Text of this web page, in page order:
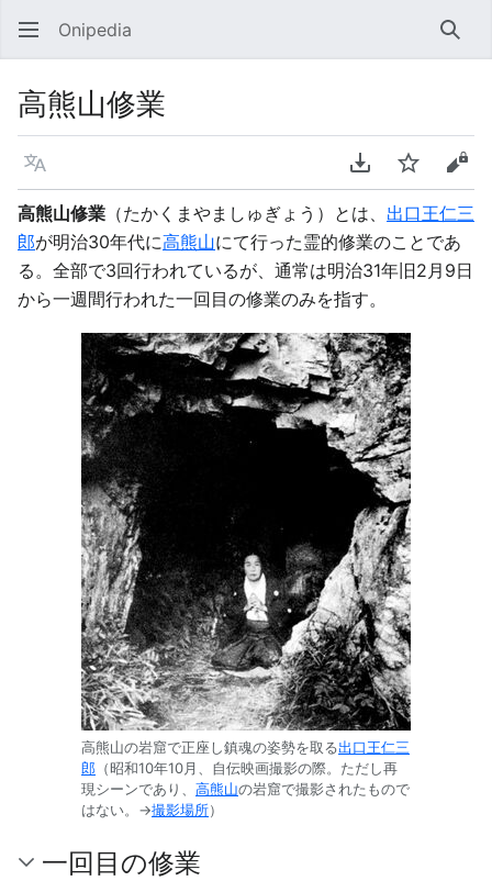
Onipedia 検索
高熊山修業
言語 PDFをダウンロ
ウォッチソ
高熊山修業 （たかくまやましゅぎょう）とは、 出口王仁三
郎が明治30年代に高熊山にて行った霊的修業のことであ
る。全部で3回行われているが、通常は明治31年旧2月9日
から一週間行われた一回目の修業のみを指す。
高熊山の岩窟で正座し鎮魂の姿勢を取る出口王仁三
郎 （昭和10年10月、自伝映画撮影の際。ただし再
現シーンであり、 高熊山の岩窟で撮影されたもので
はない。→撮影場所）
一回目の修業